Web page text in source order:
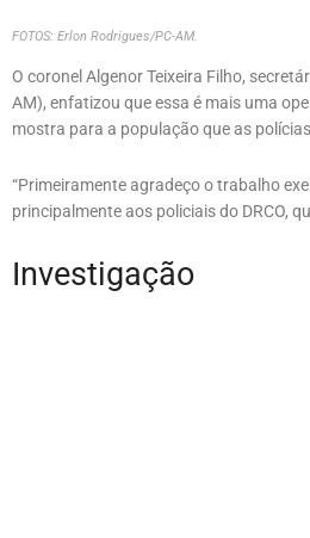
FOTOS: Erlon Rodrigues/PC-AM.
O coronel Algenor Teixeira Filho,
AM), enfatizou que essa é mais uma
mostra para a população que as
“Primeiramente agradeço o trabalho
principalmente aos policiais do DRCO,
Investigação